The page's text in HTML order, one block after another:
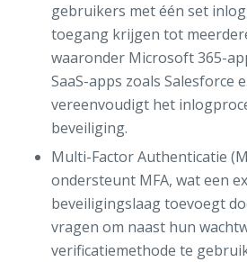
gebruikers met één set
toegang krijgen tot
waaronder Microsoft 365-
SaaS-apps zoals Salesforce
vereenvoudigt het
beveiliging.
Multi-Factor Authenticatie
ondersteunt MFA, wat een
beveiligingslaag toevoegt
vragen om naast hun
verificatiemethode te